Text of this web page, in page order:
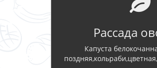
Рассада
Капуста